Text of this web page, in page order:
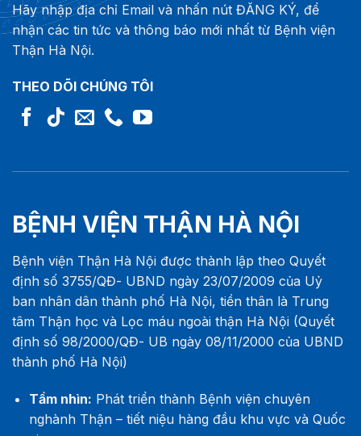
Hãy nhập địa chỉ Email và nhấn nút ĐĂNG KÝ, để
nhận các tin tức và thông báo mới nhất từ Bệnh viện
Thận Hà Nội.
THEO DÕI CHÚNG TÔI
BỆNH VIỆN THẬN HÀ NỘI
Bệnh viện Thận Hà Nội được thành lập theo Quyết
định số 3755/QĐ- UBND ngày 23/07/2009 của Uỷ
ban nhân dân thành phố Hà Nội, tiền thân là Trung
tâm Thận học và Lọc máu ngoài thận Hà Nội (Quyết
định số 98/2000/QĐ- UB ngày 08/11/2000 của UBND
thành phố Hà Nội)
Tầm nhìn: Phát triển thành Bệnh viện chuyên
nghành Thận – tiết niệu hàng đầu khu vực và Quốc